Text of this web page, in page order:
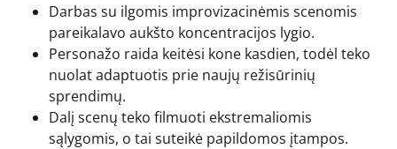
Darbas su ilgomis improvizacinėmis scenomis
pareikalavo aukšto koncentracijos lygio.
Personažo raida keitėsi kone kasdien, todėl teko
nuolat adaptuotis prie naujų režisūrinių
sprendimų.
Dalį scenų teko filmuoti ekstremaliomis
sąlygomis, o tai suteikė papildomos įtampos.